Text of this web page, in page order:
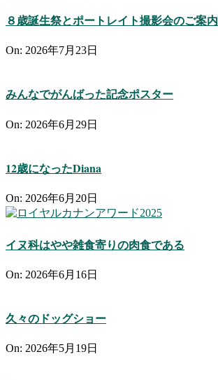
８歳誕生祭とポートレイト撮影会のご案内
On: 2026年7月23日
みんなでがんばった記念ポスター
On: 2026年6月29日
12歳になったDiana
On: 2026年6月20日
イヌ科はやや雑食寄りの肉食である
On: 2026年6月16日
久々のドッグショー
On: 2026年5月19日